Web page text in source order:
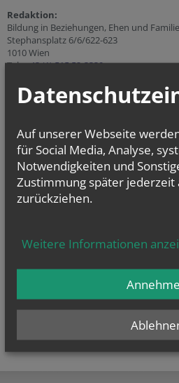
Redaktion:
Bildung in Beziehungen, Ehen und
Stephansplatz 6/6/622-623
1010 Wien
Tel.:+43 (1) 515 52-3330
Offenlegung zur grundlegenden
Familien (leben.GESTALTEN) im
Wien.
Datenschutzerklärung
Barrierefreiheitserklärung
Auf unserer Webseite
für Social Media, Analyse,
Notwendigkeiten und
Zustimmung später jederzeit
zurückziehen.
Weitere Informationen